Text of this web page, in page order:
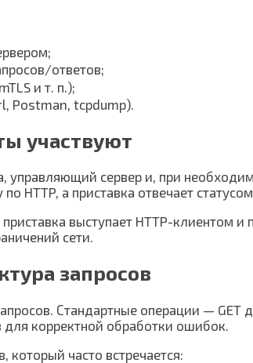
ответов;
и т. п.);
Postman, tcpdump).
участвуют
управляющий сервер и, при
HTTP, а приставка отвечает
приставка выступает HTTP-
сети.
запросов
Стандартные операции —
корректной обработки ошибок.
часто встречается: